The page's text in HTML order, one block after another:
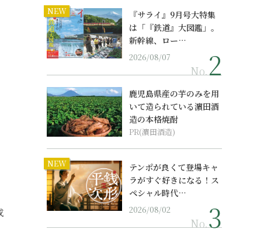
NEW
『サライ』9月号大特集
は「『鉄道』大図鑑」。
新幹線、ロー…
2026/08/07
No.
鹿児島県産の芋のみを用
いて造られている濵田酒
造の本格焼酎
PR(濵田酒造)
NEW
テンポが良くて登場キャ
ラがすぐ好きになる！ス
ペシャル時代…
2026/08/02
No.